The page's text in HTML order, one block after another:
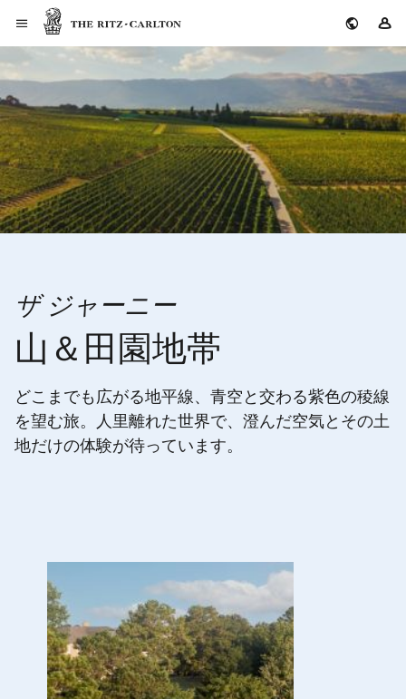
ザ・リッツ・カールトン
ザ ジャーニー
山＆田園地帯
どこまでも広がる地平線、青空と交わる紫色の稜線
を望む旅。人里離れた世界で、澄んだ空気とその土
地だけの体験が待っています。